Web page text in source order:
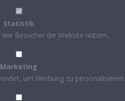
Statistik
Besucher die Website nutzen.
Marketing
um Werbung zu personalisieren.